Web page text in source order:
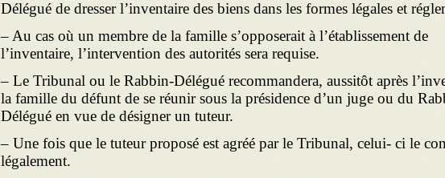
Délégué de dresser l’inventaire des biens dans les formes légales et
– Au cas où un membre de la famille s’opposerait à l’établis­sement de
l’inventaire, l’intervention des autorités sera requise.
– Le Tribunal ou le Rabbin-Délégué recommandera, aussitôt après
la famille du défunt de se réunir sous la présidence d’un juge ou du
Délégué en vue de désigner un tuteur.
– Une fois que le tuteur proposé est agréé par le Tribunal, celui- ci le
légalement.